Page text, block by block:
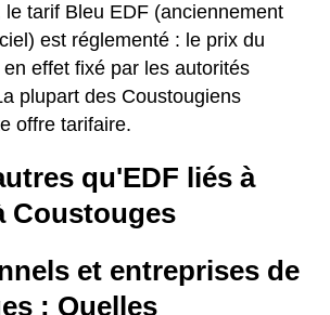
le tarif Bleu EDF (anciennement
est réglementé : le prix du
effet fixé par les autorités
plupart des Coustougiens
offre tarifaire.
qu'EDF liés à
Coustouges
et entreprises de
: Quelles